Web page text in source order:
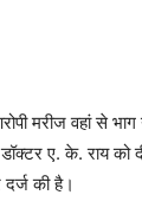
मरीज वहां से
ए. के. राय को
की है।